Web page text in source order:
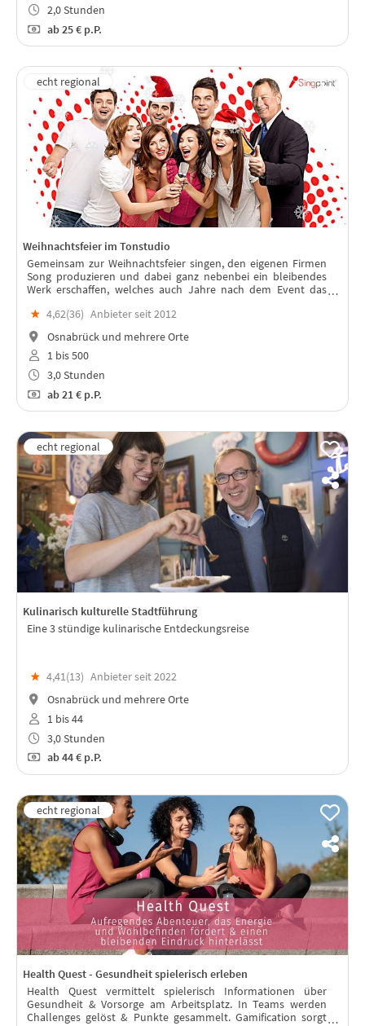
2,0 Stunden
ab25 € p.P.
Weihnachtsfeier im Tonstudio
Gemeinsam zur Weihnachtsfeier singen, den eigenen Firmen
Song produzieren und dabei ganz nebenbei ein bleibendes
Werk erschaffen, welches auch Jahre nach dem Event das
★ 4,62(36) Anbieter seit 2012
Osnabrück und mehrere Orte
1 bis 500
3,0 Stunden
ab21 € p.P.
Kulinarisch kulturelle Stadtführung
Eine 3 stündige kulinarische Entdeckungsreise
★ 4,41(13) Anbieter seit 2022
Osnabrück und mehrere Orte
1 bis 44
3,0 Stunden
ab44 € p.P.
Health Quest - Gesundheit spielerisch erleben
Health Quest vermittelt spielerisch Informationen über
Gesundheit & Vorsorge am Arbeitsplatz. In Teams werden
Challenges gelöst & Punkte gesammelt. Gamification sorgt